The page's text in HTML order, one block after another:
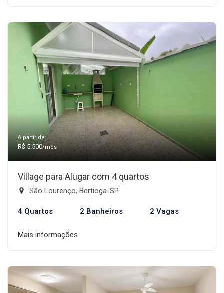
A partir de:
R$ 5.500/mês
Village para Alugar com 4 quartos
São Lourenço, Bertioga-SP
4 Quartos 2 Banheiros 2 Vagas
Mais informações